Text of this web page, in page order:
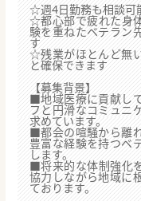
☆週4日勤務も相談可
☆都心部で疲れた身
験を重ねたベテラン
す
☆残業がほとんど無
と確保できます
【募集背景】
■地域医療に貢献し
フと円滑なコミュニ
求めています。
■都会の喧騒から離
豊富な経験を持つベ
します。
■将来的な体制強化
協力しながら地域に
ております。